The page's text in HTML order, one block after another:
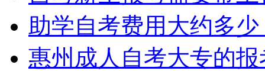
助学自考费用大约多少
惠州成人自考大专的